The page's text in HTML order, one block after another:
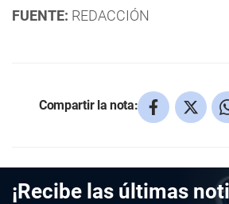
FUENTE: REDACCIÓN
Compartir la nota:
¡Recibe las últimas